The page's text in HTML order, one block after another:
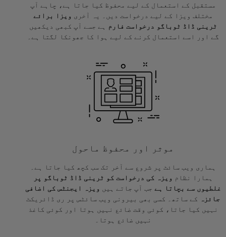
مستقبل کے استعمال کے لیے محفوظ کیا جاتا ہے، چاہے آپ
مختلف ویزا کے لیے درخواست دیں۔ یہ آخری ویزا برائے
ٹرینی ڈاڈ ٹوباگو درخواست فارم
ہے جسے آپ کبھی دیکھیں
گے اور اسے استعمال کرنے کے لیے ہوا کا جھونکا لگتا ہے۔
موثر اور محفوظ ماحول
ہماری ویب سائٹ پر شروع سے آخر تک سب کچھ کیا جاتا ہے۔
ہمارا نظام ویزہ کی درخواست کو ٹرینی ڈاڈ ٹوباگو پر
غلطیوں سے بچاتا ہے جب آپ جاتے ہیں
ویزہ ایجنٹس کی اضافی
جائزہ
کے ساتھ۔ کسی بھی بیرونی ویب سائٹس پر ری ڈائریکٹ
نہیں کیا جاتا، کوئی وقت ضائع نہیں ہوتا اور کوئی کاغذ
نہیں ضائع ہوتا۔